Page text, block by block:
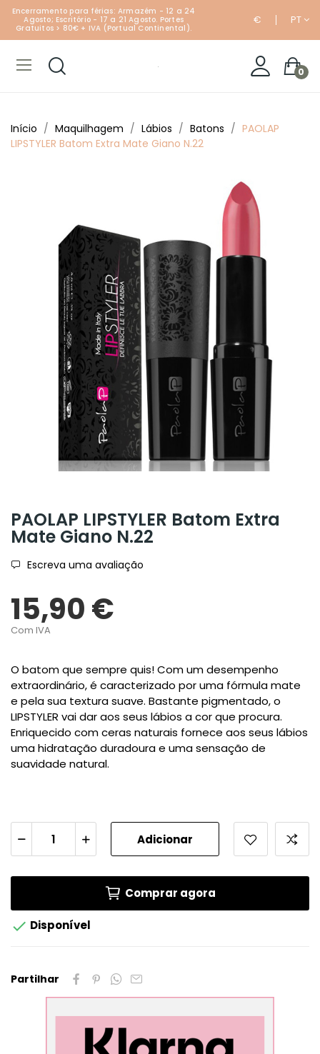
Encerramento para férias: Armazém - 12 a 24
Agosto; Escritório - 17 a 21 Agosto. Portes
Gratuitos > 80€ + IVA (Portual Continental).
€ PT
0
Início Maquilhagem Lábios Batons
PAOLAP
LIPSTYLER Batom Extra Mate Giano N.22
PAOLAP LIPSTYLER Batom Extra
Mate Giano N.22
Escreva uma avaliação
15,90 €
Com IVA
O batom que sempre quis! Com um desempenho
extraordinário, é caracterizado por uma fórmula mate
e pela sua textura suave. Bastante pigmentado, o
LIPSTYLER vai dar aos seus lábios a cor que procura.
Enriquecido com ceras naturais fornece aos seus lábios
uma hidratação duradoura e uma sensação de
suavidade natural.
Adicionar
Comprar agora
 Disponível
Partilhar